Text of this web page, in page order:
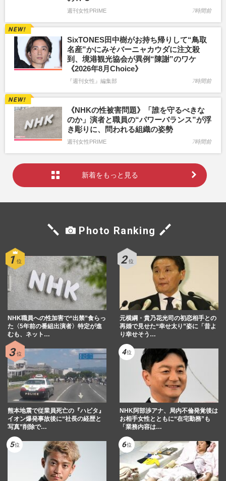
週刊女性PRIME 7時間前
SixTONES田中樹がお持ち帰りして“鳥取
名産”かにみそバーニャカウダに注文殺
到、境港観光協会が異例“陳謝”のワケ
《2026年8月Choice》
『週刊女性』編集部 7時間前
《NHKの性被害問題》「誰を守るべきな
のか」演者と職員の“パワーバランス”が浮
き彫りに、問われる組織の姿勢
週刊女性PRIME 7時間前
新着をもっと見る
Photo Ranking
NHK職員への性加害で“出禁”食らっ
た〈5年前の番組出演者〉特定が進
むも、ネット…
元横綱・貴乃花光司の初恋相手との
再婚で見せた“幸せ太り”姿に「昔よ
り幸せそう…
熊本地震で従業員死亡の『ハビタ』
イオン爆発事故後に“社長の経歴と
写真”削除で…
NHK阿部渉アナ、局内不倫発覚後は
お相手女性とともに“在宅勤務”も
「業務内容は…